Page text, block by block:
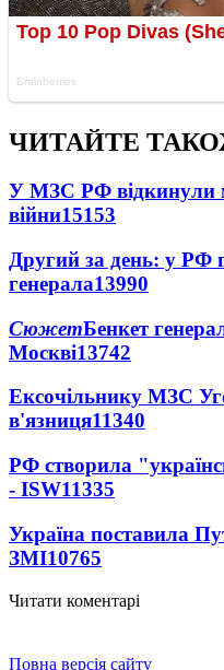
ЧИТАЙТЕ
У МЗС РФ відкинули
війни15153
Другий за день: у РФ
генерала13990
СюжетБенкет
Москві13742
Ексочільнику МЗС
в'язниця11340
РФ створила
- ISW11335
Україна поставила
ЗМІ10765
Читати коментарі
Повна версія сайту